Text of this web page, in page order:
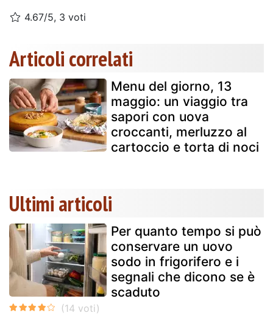
4.67/5, 3 voti
Articoli correlati
Menu del giorno, 13
maggio: un viaggio tra
sapori con uova
croccanti, merluzzo al
cartoccio e torta di noci
Ultimi articoli
Per quanto tempo si può
conservare un uovo
sodo in frigorifero e i
segnali che dicono se è
scaduto